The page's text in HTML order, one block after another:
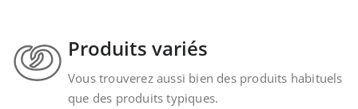
Produits variés
Vous trouverez aussi bien des produits habituels
que des produits typiques.